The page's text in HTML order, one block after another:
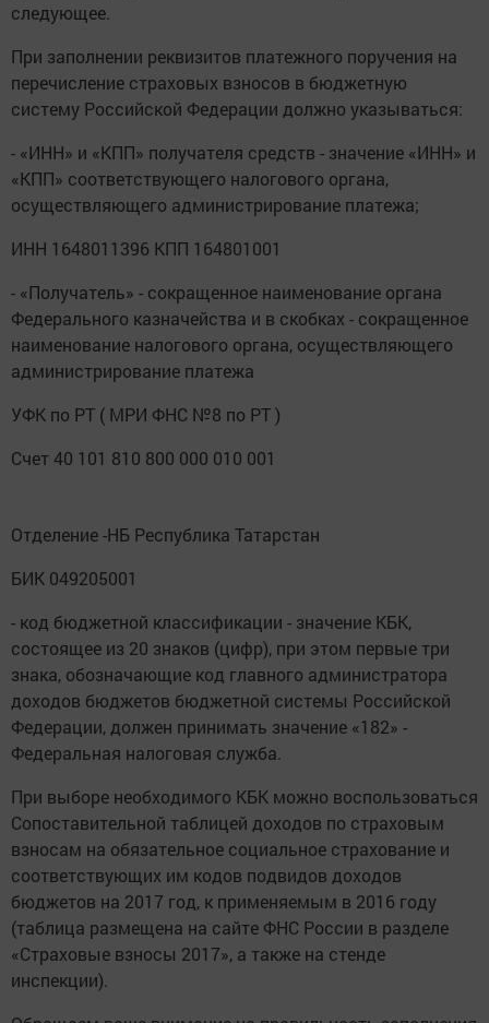
следующее.
При заполнении реквизитов платежного поручения на
перечисление страховых взносов в бюджетную
систему Российской Федерации должно указываться:
- «ИНН» и «КПП» получателя средств - значение «ИНН» и
«КПП» соответствующего налогового органа,
осуществляющего администрирование платежа;
ИНН 1648011396 КПП 164801001
- «Получатель» - сокращенное наименование органа
Федерального казначейства и в скобках - сокращенное
наименование налогового органа, осуществляющего
администрирование платежа
УФК по РТ ( МРИ ФНС №8 по РТ )
Счет 40 101 810 800 000 010 001
Отделение -НБ Республика Татарстан
БИК 049205001
- код бюджетной классификации - значение КБК,
состоящее из 20 знаков (цифр), при этом первые три
знака, обозначающие код главного администратора
доходов бюджетов бюджетной системы Российской
Федерации, должен принимать значение «182» -
Федеральная налоговая служба.
При выборе необходимого КБК можно воспользоваться
Сопоставительной таблицей доходов по страховым
взносам на обязательное социальное страхование и
соответствующих им кодов подвидов доходов
бюджетов на 2017 год, к применяемым в 2016 году
(таблица размещена на сайте ФНС России в разделе
«Страховые взносы 2017», а также на стенде
инспекции).